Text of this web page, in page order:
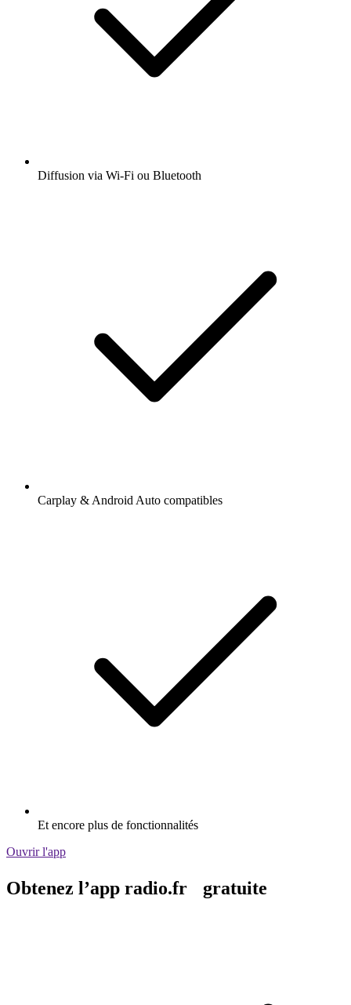
Diffusion via Wi-Fi ou Bluetooth
Carplay & Android Auto compatibles
Et encore plus de fonctionnalités
Ouvrir l'app
Obtenez l’app radio.fr gratuite